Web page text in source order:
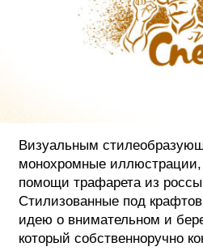
Визуальным
монохромные иллюстрации,
помощи трафарета из
Стилизованные под
идею о внимательном и
который собственноручно